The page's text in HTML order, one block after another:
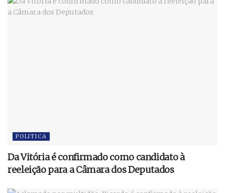
POLITICA
Da Vitória é confirmado como candidato à
reeleição para a Câmara dos Deputados